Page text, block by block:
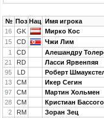
№ Поз Нац Имя игрока
16
GK Мирко Кос
15
CD Чжи Лим
1
CD Алешандру
21
RD Ласси Ярвенпяя
95
LD Роберт
13
CM Икер Сегин
97
CM Мартин Хольмен
28
CM Кристиан
2
RM Зоран Зец